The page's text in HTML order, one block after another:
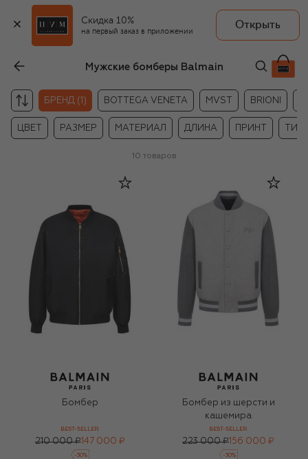
Скидка 10%
на первый заказ в приложении
Открыть
Мужские бомберы Balmain
БРЕНД (1) BOTTEGA VENETA MVST BRIONI
ЦВЕТ РАЗМЕР МАТЕРИАЛ ДЛИНА ПРИНТ ТИП
10 товаров
Бомбер
BEST-SELLER
210 000 ₽147 000 ₽
-30%
Бомбер из шерсти и
кашемира
BEST-SELLER
223 000 ₽ 156 000 ₽
-30%